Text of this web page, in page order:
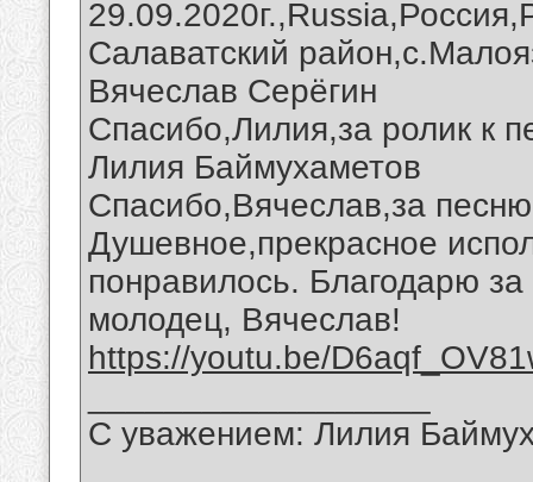
Салаватский
Вячеслав Серёгин
Спасибо,Лилия,за ролик к
Лилия Баймухаметов
Спасибо,Вячеслав,за
Душевное,прекрасное
понравилось. Благодарю
молодец, Вячеслав!
https://youtu.be/
С уважением: Лилия